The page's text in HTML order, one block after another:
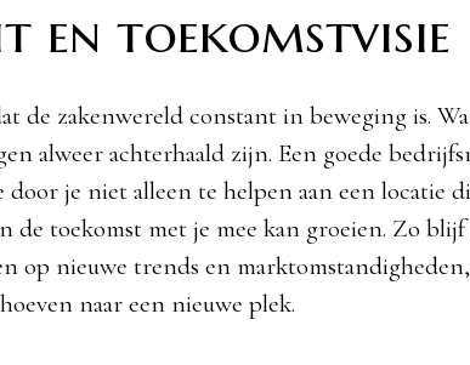
en toekomstvisie
de zakenwereld constant in beweging is.
alweer achterhaald zijn. Een goede
je niet alleen te helpen aan een locatie
de toekomst met je mee kan groeien. Zo blijf
op nieuwe trends en
naar een nieuwe plek.